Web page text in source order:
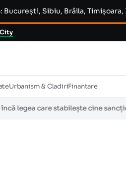
București, Sibiu, Brăila, Timișoara,
Urbanism & CladiriFinantare
care stabilește cine sancționează